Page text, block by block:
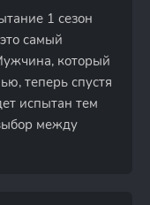
1 сезон
самый
который
теперь спустя
испытан тем
между